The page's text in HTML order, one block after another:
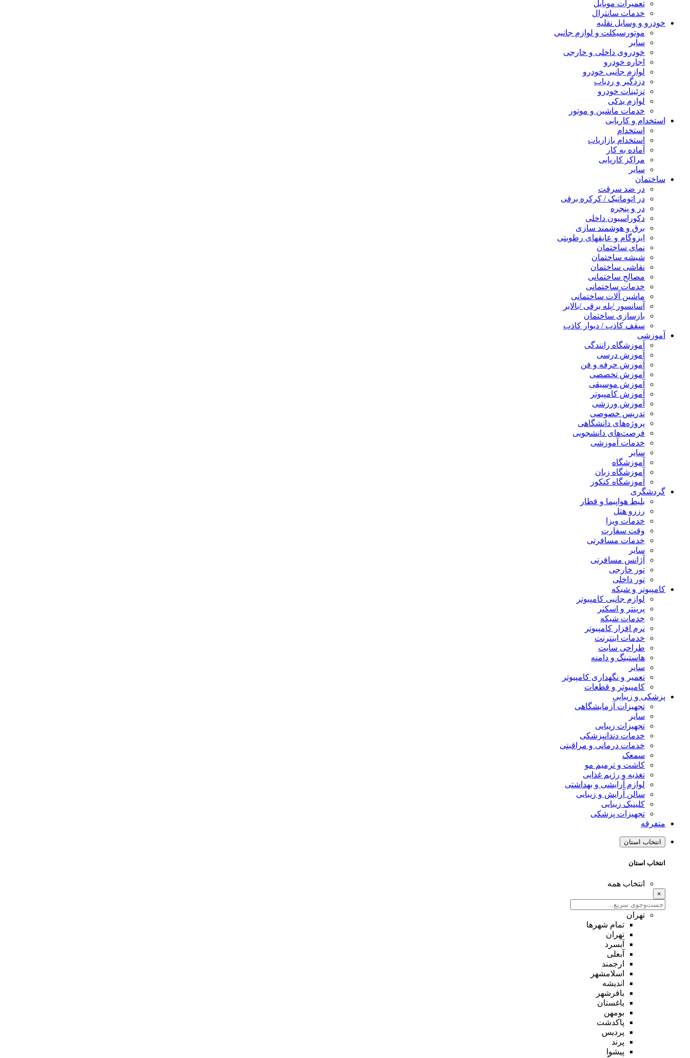
تعمیرات موبایل
خدمات سانترال
خودرو و وسایل نقلیه
موتورسیکلت و لوازم جانبی
سایر
خودروی داخلی و خارجی
اجاره خودرو
لوازم جانبی خودرو
دزدگیر و ردیاب
تزئینات خودرو
لوازم یدکی
خدمات ماشین و موتور
استخدام و کاریابی
استخدام
استخدام بازاریاب
آماده به کار
مراکز کاریابی
سایر
ساختمان
در ضد سرقت
در اتوماتیک / کرکره برقی
در و پنجره
دکوراسیون داخلی
برق و هوشمند سازی
ایزوگام و عایقهای رطوبتی
نمای ساختمان
شیشه ساختمان
نقاشی ساختمان
مصالح ساختمانی
خدمات ساختمانی
ماشین آلات ساختمانی
آسانسور /پله برقی /بالابر
بازسازی ساختمان
سقف کاذب / دیوار کاذب
آموزشی
آموزشگاه رانندگی
آموزش درسی
آموزش حرفه و فن
آموزش تخصصی
آموزش موسیقی
آموزش کامپیوتر
آموزش ورزشی
تدریس خصوصی
پروژه‌های دانشگاهی
فرصت‌های دانشجویی
خدمات آموزشی
سایر
آموزشگاه
آموزشگاه زبان
آموزشگاه کنکور
گردشگری
بلیط هواپیما و قطار
رزرو هتل
خدمات ویزا
وقت سفارت
خدمات مسافرتی
سایر
آژانس مسافرتی
تور خارجی
تور داخلی
کامپیوتر و شبکه
لوازم جانبی کامپیوتر
پرینتر و اسکنر
خدمات شبکه
نرم افزار کامپیوتر
خدمات اینترنت
طراحی سایت
هاستینگ و دامنه
سایر
تعمیر و نگهداری کامپیوتر
کامپیوتر و قطعات
پزشکی و زیبایی
تجهیزات آزمایشگاهی
سایر
تجهیزات زیبایی
خدمات دندانپزشکی
خدمات درمانی و مراقبتی
سمعک
کاشت و ترمیم مو
تغذیه و رژیم غذایی
لوازم آرایشی و بهداشتی
سالن آرایش و زیبایی
کلینیک زیبایی
تجهیزات پزشکی
متفرقه
انتخاب استان
انتخاب استان
انتخاب همه
×
تهران
تمام شهر‌ها
تهران
آبسرد
آبعلی
ارجمند
اسلامشهر
اندیشه
باقرشهر
باغستان
بومهن
پاکدشت
پردیس
پرند
پیشوا